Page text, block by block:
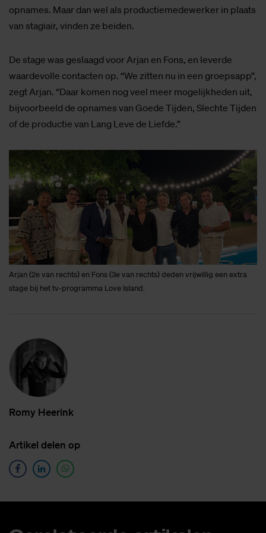
opnames. Maar dan wel als productiemedewerker in plaats
van stagiair, vinden ze beiden.
De stage was geslaagd voor Arjan en Fons, en leverde
waardevolle contacten op. “We zitten nu in een groepsapp”,
zegt Arjan. “Daar komen nog veel meer mogelijkheden uit,
bijvoorbeeld de opnames van Goede Tijden, Slechte Tijden
of de productie van Lang Leve de Liefde.”
Arjan (2e van rechts) en Fons (3e van rechts) deden vrijwillig een extra
stage bij het tv-programma Love Island.
Romy Heer­ink
Ar­ti­kel de­len op